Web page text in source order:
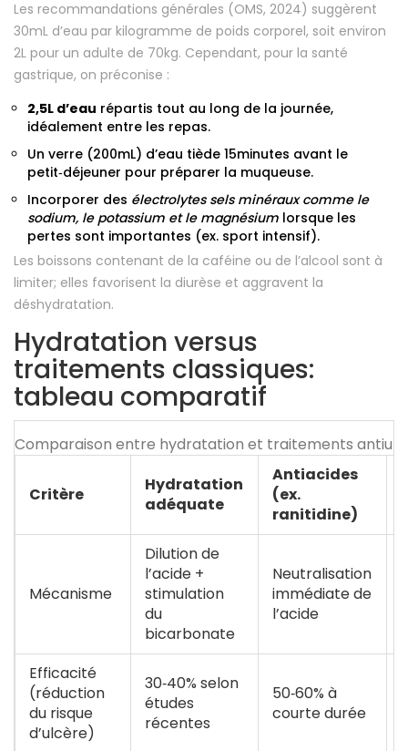
Les recommandations générales (OMS, 2024) suggèrent
30mL d’eau par kilogramme de poids corporel, soit environ
2L pour un adulte de 70kg. Cependant, pour la santé
gastrique, on préconise :
2,5L d’eau répartis tout au long de la journée,
idéalement entre les repas.
Un verre (200mL) d’eau tiède 15minutes avant le
petit‑déjeuner pour préparer la muqueuse.
Incorporer des électrolytes sels minéraux comme le
sodium, le potassium et le magnésium lorsque les
pertes sont importantes (ex. sport intensif).
Les boissons contenant de la caféine ou de l’alcool sont à
limiter; elles favorisent la diurèse et aggravent la
déshydratation.
Hydratation versus
traitements classiques:
tableau comparatif
Comparaison entre hydratation et traitements
Critère
Hydratation
adéquate
Antiacides
(ex.
ranitidine)
Mécanisme
Dilution de
l’acide +
stimulation
du
bicarbonate
Neutralisation
immédiate de
l’acide
Efficacité
(réduction
du risque
d’ulcère)
30‑40% selon
études
récentes
50‑60% à
courte durée